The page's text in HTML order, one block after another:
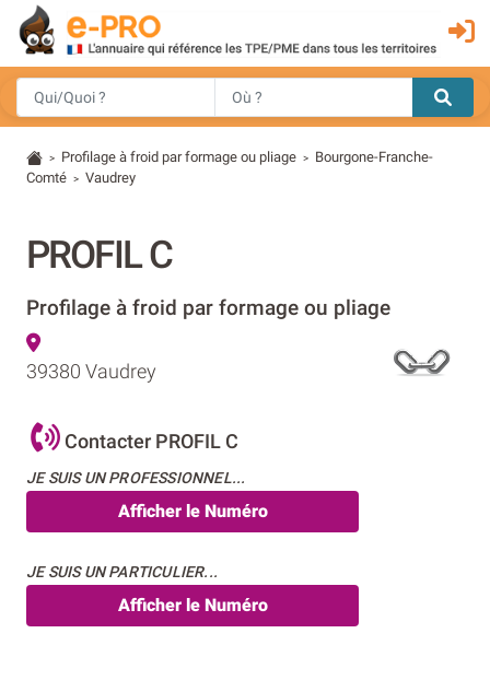
> Profilage à froid par formage ou pliage > Bourgone-Franche-
Comté > Vaudrey
PROFIL C
Profilage à froid par formage ou pliage
39380 Vaudrey
Contacter PROFIL C
JE SUIS UN PROFESSIONNEL...
Afficher le Numéro
JE SUIS UN PARTICULIER...
Afficher le Numéro